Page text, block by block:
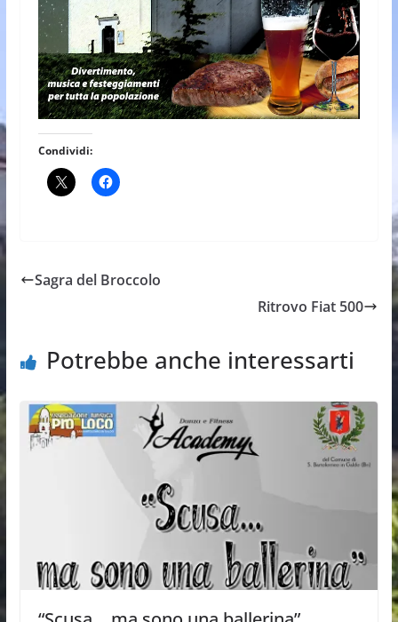
Condividi:
Sagra del Broccolo
Ritrovo Fiat 500
Potrebbe anche interessarti